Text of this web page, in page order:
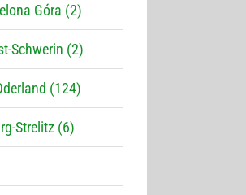
Góra (2)
Schwerin (2)
(124)
Strelitz (6)